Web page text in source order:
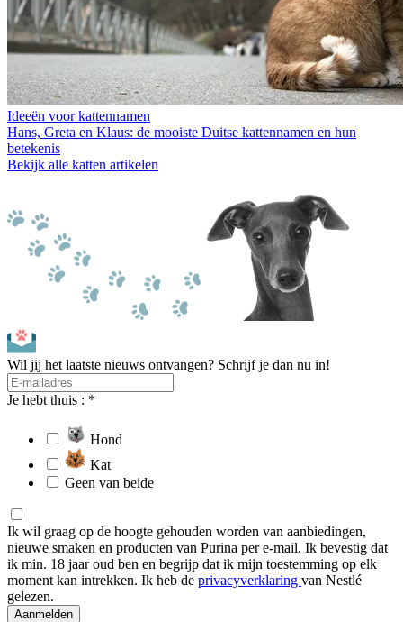
Ideeën voor kattennamen
Hans, Greta en Klaus: de mooiste Duitse kattennamen en hun
betekenis
Bekijk alle katten artikelen
Wil jij het laatste nieuws ontvangen? Schrijf je dan nu in!
Je hebt thuis : *
Hond
Kat
Geen van beide
Ik wil graag op de hoogte gehouden worden van aanbiedingen,
nieuwe smaken en producten van Purina per e-mail. Ik bevestig dat
ik min. 18 jaar oud ben en begrijp dat ik mijn toestemming op elk
moment kan intrekken. Ik heb de privacyverklaring van Nestlé
gelezen.
Aanmelden